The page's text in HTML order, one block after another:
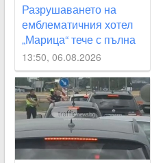
Разрушаването на
емблематичния хотел
„Марица“ тече с пълна
сила
13:50, 06.08.2026